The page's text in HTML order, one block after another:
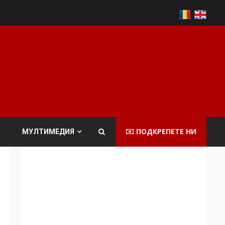
МУЛТИМЕДИЯ ПОДКРЕПЕТЕ НИ